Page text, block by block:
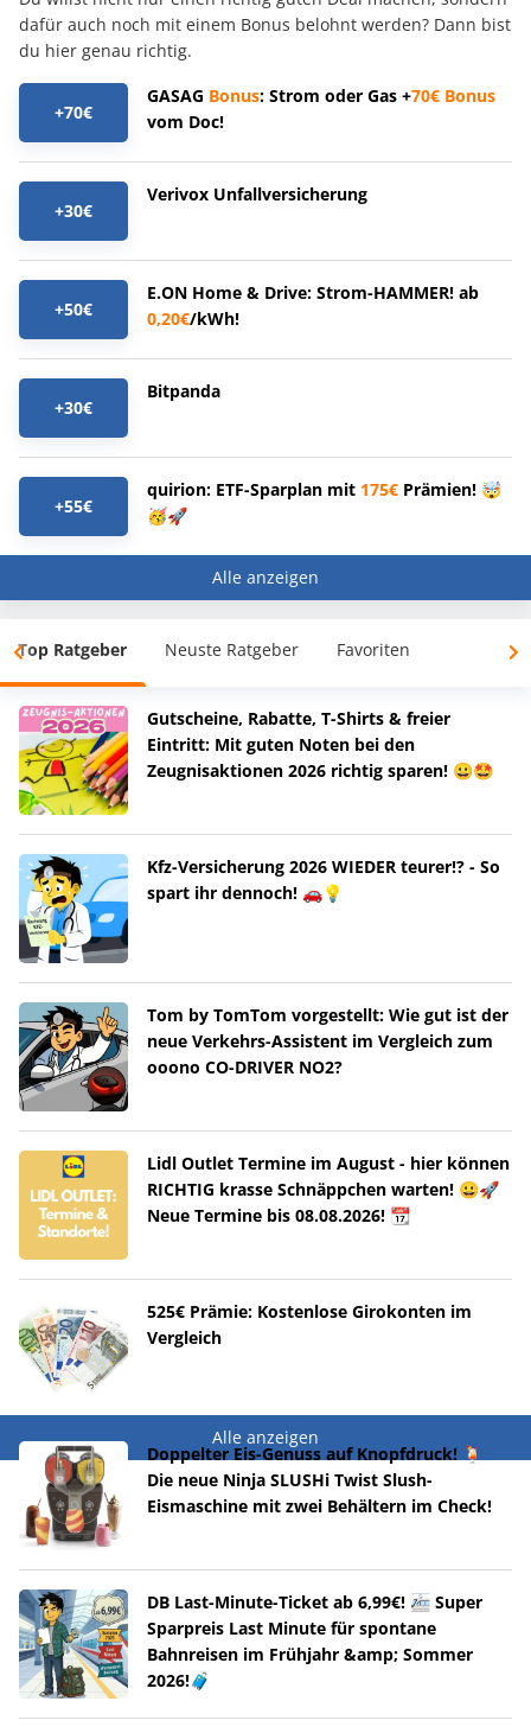
dafür auch noch mit einem Bonus belohnt werden? Dann bist
du hier genau richtig.
+70€
GASAG Bonus: Strom oder Gas +70€ Bonus
vom Doc!
+30€
Verivox Unfallversicherung
+50€
E.ON Home & Drive: Strom-HAMMER! ab
0,20€/kWh!
+30€
Bitpanda
+55€
quirion: ETF-Sparplan mit 175€ Prämien! 🤯
🥳🚀
Alle anzeigen
Top Ratgeber Neuste Ratgeber Favoriten
Gutscheine, Rabatte, T-Shirts & freier
Eintritt: Mit guten Noten bei den
Zeugnisaktionen 2026 richtig sparen! 😀🤩
Kfz-Versicherung 2026 WIEDER teurer!? - So
spart ihr dennoch! 🚗💡
Tom by TomTom vorgestellt: Wie gut ist der
neue Verkehrs-Assistent im Vergleich zum
ooono CO-DRIVER NO2?
Lidl Outlet Termine im August - hier können
RICHTIG krasse Schnäppchen warten! 😀🚀
Neue Termine bis 08.08.2026! 📆
525€ Prämie: Kostenlose Girokonten im
Vergleich
Alle anzeigen
Doppelter Eis-Genuss auf Knopfdruck! 🍹
Die neue Ninja SLUSHi Twist Slush-
Eismaschine mit zwei Behältern im Check!
DB Last-Minute-Ticket ab 6,99€! 🚈 Super
Sparpreis Last Minute für spontane
Bahnreisen im Frühjahr &amp; Sommer
2026!🧳